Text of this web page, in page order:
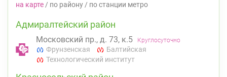
на карте / по району / по станции метро
Адмиралтейский район
Московский пр., д. 73, к.5 Круглосуточно
Фрунзенская
Балтийская
Технологический институт